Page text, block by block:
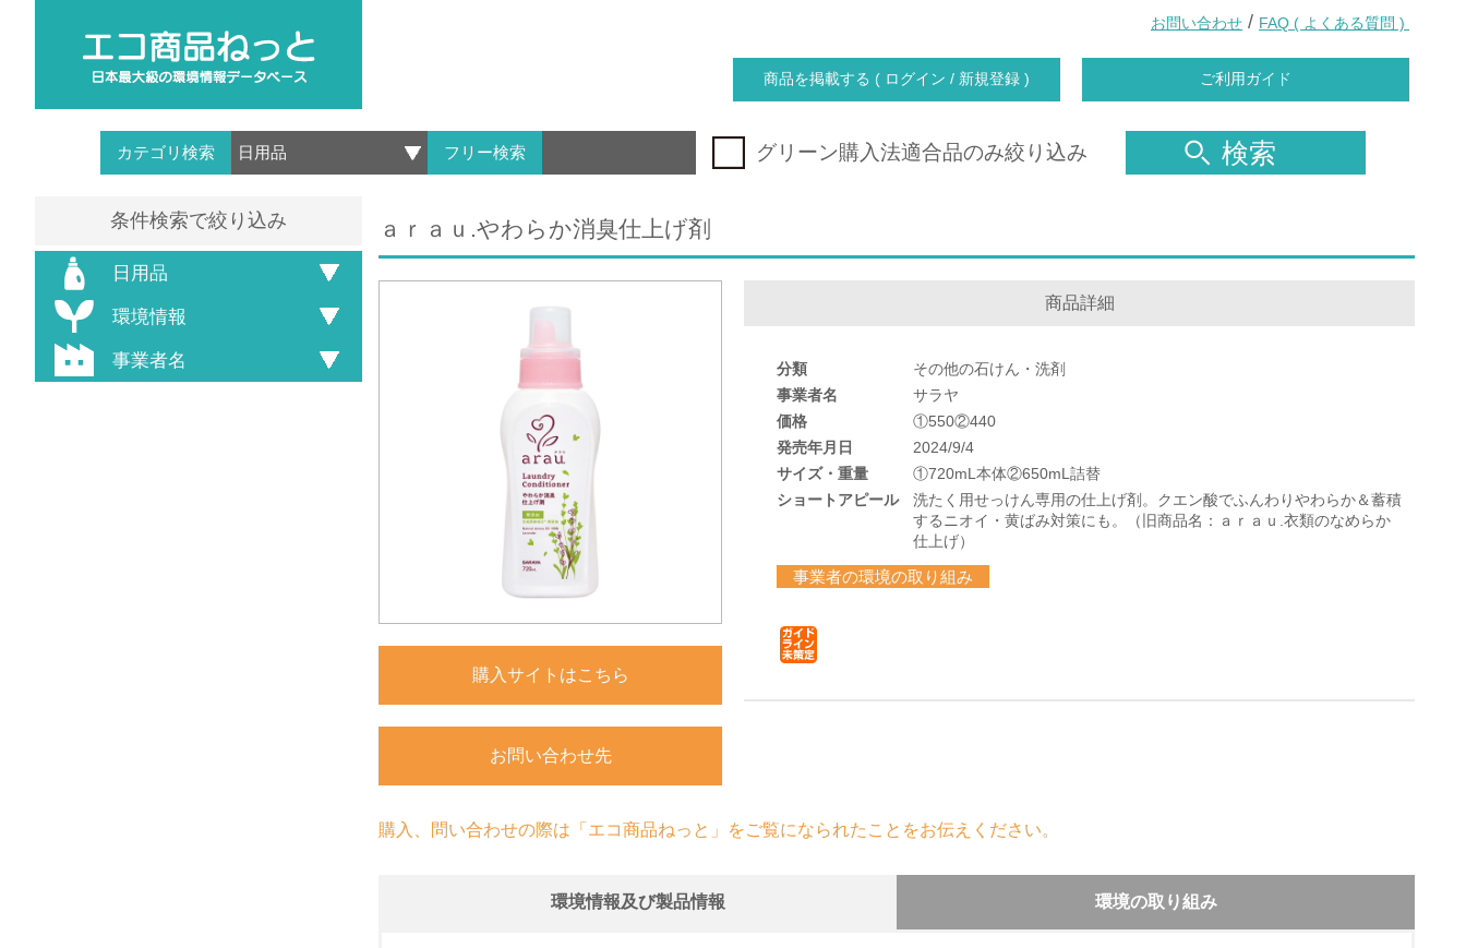
お問い合わせ / FAQ ( よくある質問 )
商品を掲載する ( ログイン / 新規登録 ) ご利用ガイド
カテゴリ検索 フリー検索 グリーン購入法適合品のみ絞り込み 検索
条件検索で絞り込み
日用品
環境情報
事業者名
ａｒａｕ.やわらか消臭仕上げ剤
購入サイトはこちら
お問い合わせ先
商品詳細
分類
その他の石けん・洗剤
事業者名
サラヤ
価格
①550②440
発売年月日
2024/9/4
サイズ・重量
①720mL本体②650mL詰替
ショートアピール
洗たく用せっけん専用の仕上げ剤。クエン酸でふんわりやわらか＆蓄積
するニオイ・黄ばみ対策にも。（旧商品名：ａｒａｕ.衣類のなめらか
仕上げ）
事業者の環境の取り組み
購入、問い合わせの際は「エコ商品ねっと」をご覧になられたことをお伝えください。
環境情報及び製品情報 環境の取り組み